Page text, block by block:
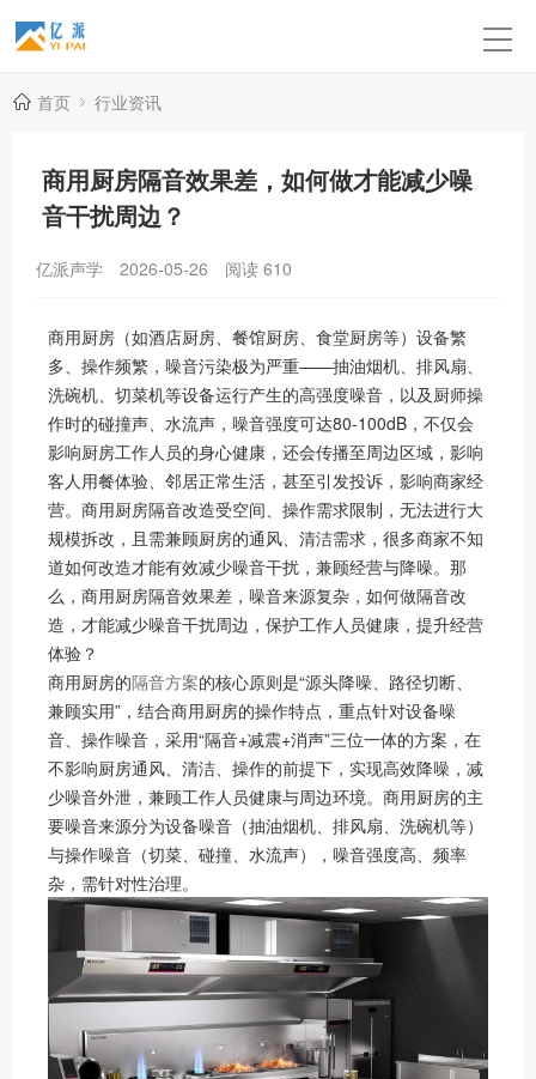
首页 行业资讯
商用厨房隔音效果差，如何做才能减少噪
音干扰周边？
亿派声学 2026-05-26 阅读 610
商用厨房（如酒店厨房、餐馆厨房、食堂厨房等）设备繁
多、操作频繁，噪音污染极为严重——抽油烟机、排风扇、
洗碗机、切菜机等设备运行产生的高强度噪音，以及厨师操
作时的碰撞声、水流声，噪音强度可达80-100dB，不仅会
影响厨房工作人员的身心健康，还会传播至周边区域，影响
客人用餐体验、邻居正常生活，甚至引发投诉，影响商家经
营。商用厨房隔音改造受空间、操作需求限制，无法进行大
规模拆改，且需兼顾厨房的通风、清洁需求，很多商家不知
道如何改造才能有效减少噪音干扰，兼顾经营与降噪。那
么，商用厨房隔音效果差，噪音来源复杂，如何做隔音改
造，才能减少噪音干扰周边，保护工作人员健康，提升经营
体验？
商用厨房的隔音方案的核心原则是“源头降噪、路径切断、
兼顾实用”，结合商用厨房的操作特点，重点针对设备噪
音、操作噪音，采用“隔音+减震+消声”三位一体的方案，在
不影响厨房通风、清洁、操作的前提下，实现高效降噪，减
少噪音外泄，兼顾工作人员健康与周边环境。商用厨房的主
要噪音来源分为设备噪音（抽油烟机、排风扇、洗碗机等）
与操作噪音（切菜、碰撞、水流声），噪音强度高、频率
杂，需针对性治理。